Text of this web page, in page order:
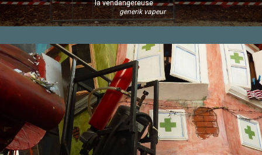
la vendangereuse
generik vapeur